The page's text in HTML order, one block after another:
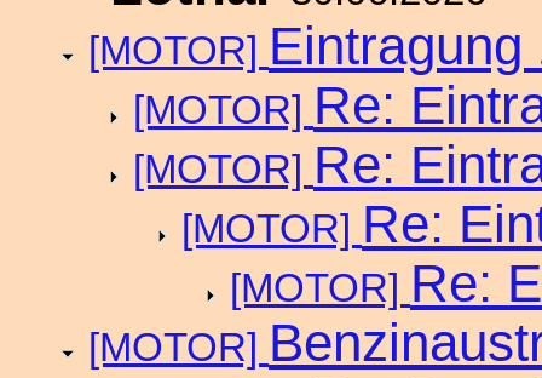
[MOTOR] Eintragung
[MOTOR] Re:
[MOTOR] Re:
[MOTOR] Re:
[MOTOR] Re:
[MOTOR]